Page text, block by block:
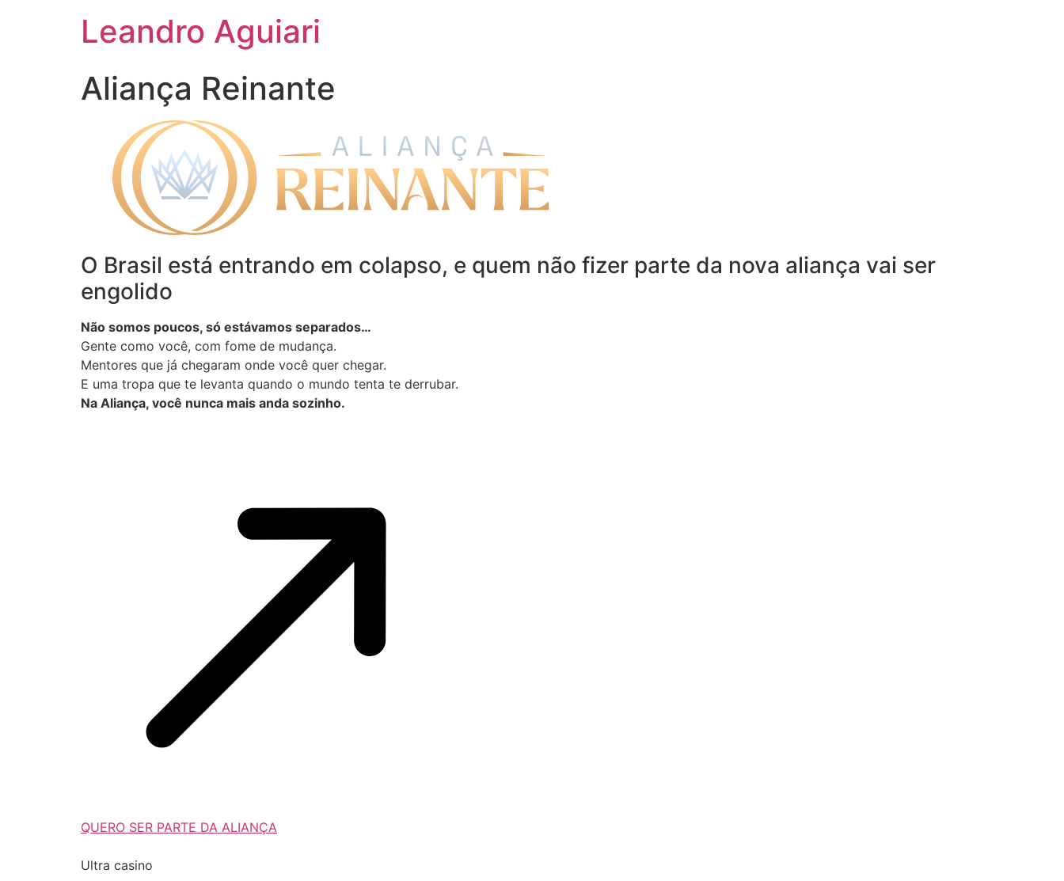
Leandro Aguiari
Aliança Reinante
O Brasil está entrando em colapso, e quem não fizer parte da nova aliança vai ser
engolido
Não somos poucos, só estávamos separados…
Gente como você, com fome de mudança.
Mentores que já chegaram onde você quer chegar.
E uma tropa que te levanta quando o mundo tenta te derrubar.
Na Aliança, você nunca mais anda sozinho.
QUERO SER PARTE DA ALIANÇA
Ultra casino